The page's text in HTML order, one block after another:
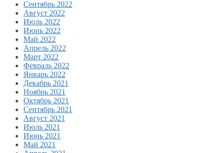
Сентябрь 2022
Август 2022
Июль 2022
Июнь 2022
Май 2022
Апрель 2022
Март 2022
Февраль 2022
Январь 2022
Декабрь 2021
Ноябрь 2021
Октябрь 2021
Сентябрь 2021
Август 2021
Июль 2021
Июнь 2021
Май 2021